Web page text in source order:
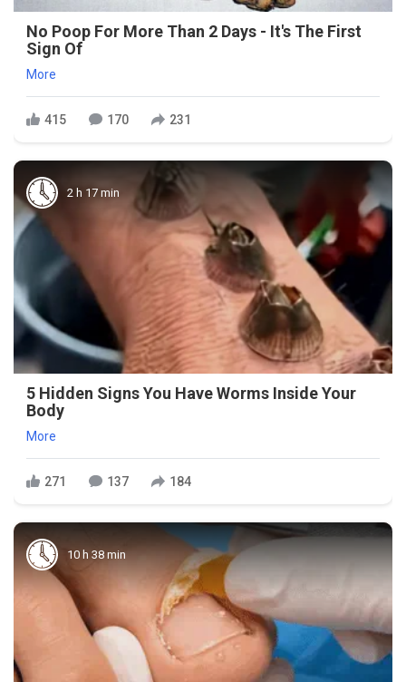
No Poop For More Than 2 Days - It's The First
Sign Of
More
415 170 231
2 h 17 min
5 Hidden Signs You Have Worms Inside Your
Body
More
271 137 184
10 h 38 min